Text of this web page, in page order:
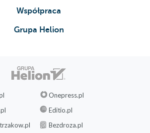
Współpraca
Grupa Helion
Onepress.pl
Editio.pl
Bezdroza.pl